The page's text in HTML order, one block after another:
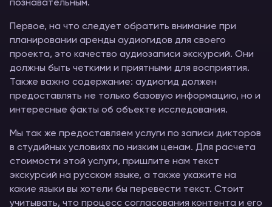
познавательным.
Первое, на что следует обратить внимание при
планировании аренды аудиогидов для своего
проекта, это качество аудиозаписи экскурсий. Они
должны быть четкими и приятными для восприятия.
Также важно содержание: аудиогид должен
предоставлять не только базовую информацию, но и
интересные факты об объекте исследования.
Мы так же предоставляем услуги по записи дикторов
в студийных условиях по низким ценам. Для расчета
стоимости этой услуги, пришлите нам текст
экскурсий на русском языке, а также укажите на
какие языки вы хотели бы перевести текст. Стоит
учитывать, что процесс согласования контента и его